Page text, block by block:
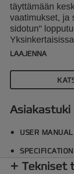
täyttämään
vaatimukset, ja
sidotun"
automaattinen
jopa 500 x 70
pienempiä
asiakirjojen
LAAJENNA
Asiakastuki
USER
Tekniset